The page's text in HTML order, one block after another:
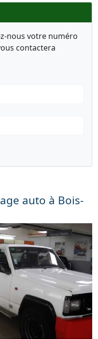
nous votre numéro
contactera
auto à Bois-